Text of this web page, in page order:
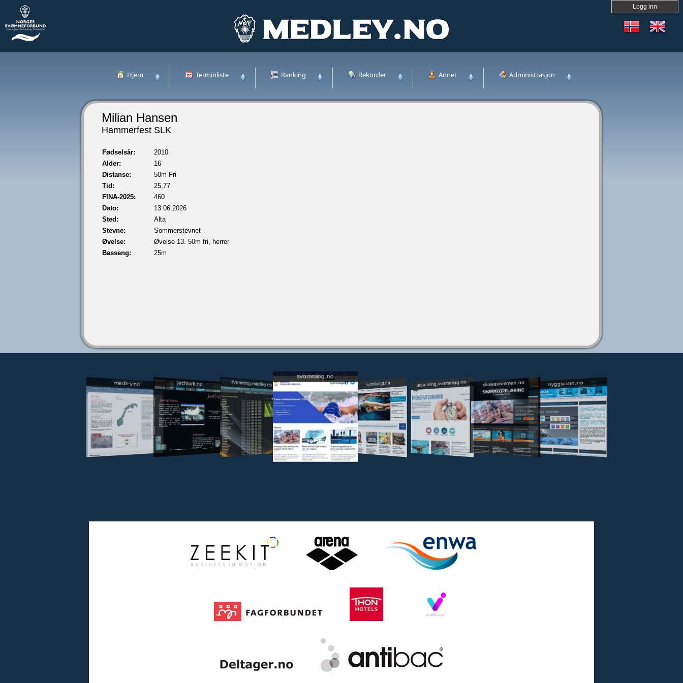
Logg inn
Hjem Terminliste Ranking Rekorder Annet Administrasjon
Milian Hansen
Hammerfest SLK
Fødselsår:
2010
Alder:
16
Distanse:
50m Fri
Tid:
25,77
FINA-2025:
460
Dato:
13.06.2026
Sted:
Alta
Stevne:
Sommerstevnet
Øvelse:
Øvelse 13. 50m fri, herrer
Basseng:
25m
medley.no jechsoft.no livetiming.medley.no
svomming.no
svomlangt.no utdanning.svomming.no skolesvommen.no tryggivann.no